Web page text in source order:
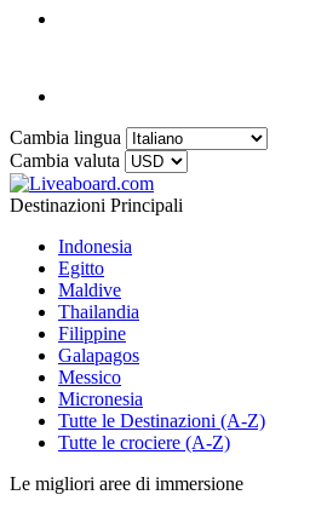
Cambia lingua
Cambia valuta
Destinazioni Principali
Indonesia
Egitto
Maldive
Thailandia
Filippine
Galapagos
Messico
Micronesia
Tutte le Destinazioni (A-Z)
Tutte le crociere (A-Z)
Le migliori aree di immersione